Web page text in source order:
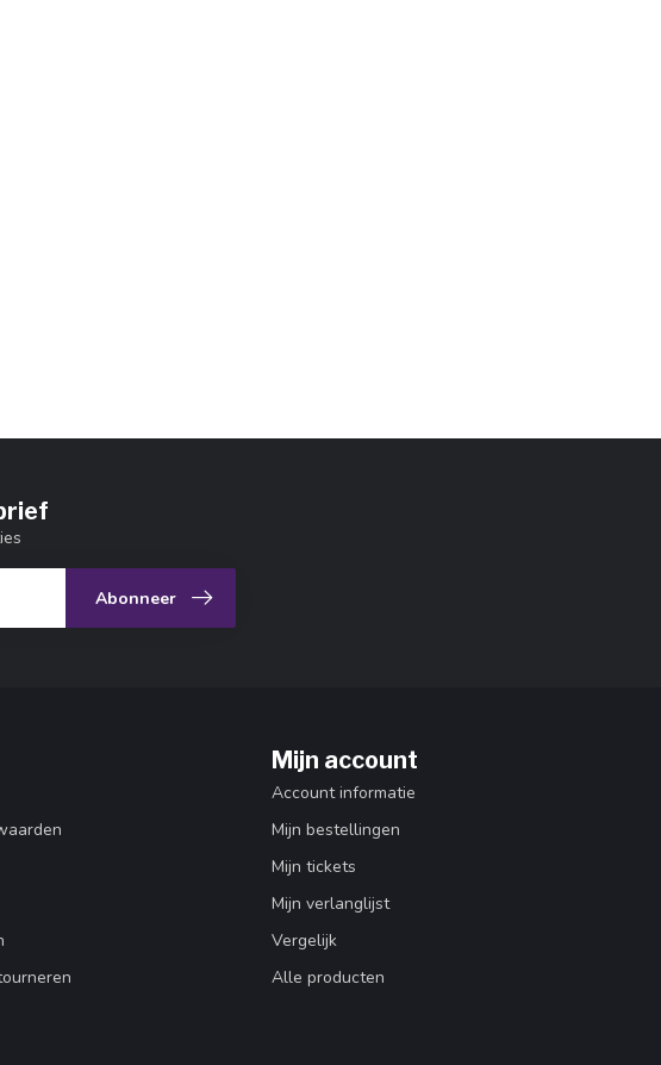
Abonneer
Mijn account
Account informatie
Mijn bestellingen
Mijn tickets
Mijn verlanglijst
Vergelijk
Alle producten